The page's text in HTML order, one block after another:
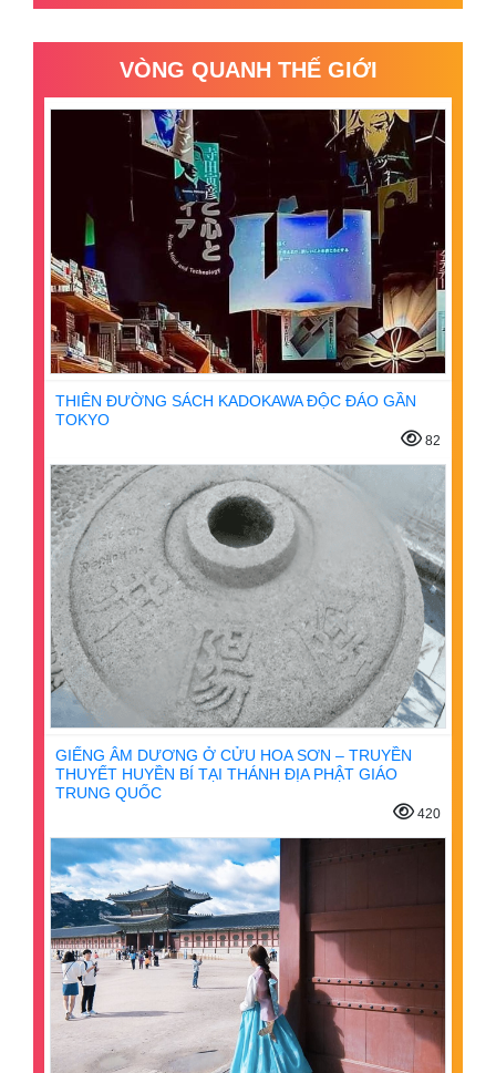
VÒNG QUANH THẾ GIỚI
THIÊN ĐƯỜNG SÁCH KADOKAWA ĐỘC ĐÁO GẦN
TOKYO
82
GIẾNG ÂM DƯƠNG Ở CỬU HOA SƠN – TRUYỀN
THUYẾT HUYỀN BÍ TẠI THÁNH ĐỊA PHẬT GIÁO
TRUNG QUỐC
420